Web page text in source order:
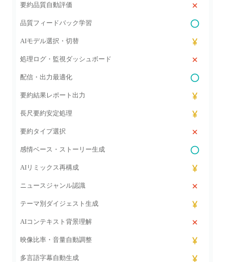
要約品質自動評価
品質フィードバック学習
AIモデル選択・切替
処理ログ・監視ダッシュボード
配信・出力最適化
要約結果レポート出力
長尺要約安定処理
要約タイプ選択
感情ベース・ストーリー生成
AIリミックス再構成
ニュースジャンル認識
テーマ別ダイジェスト生成
AIコンテキスト背景理解
映像比率・音量自動調整
多言語字幕自動生成